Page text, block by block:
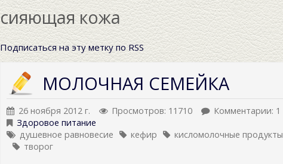
сияющая кожа
Подписаться на эту метку по RSS
МОЛОЧНАЯ СЕМЕЙКА
26 ноября 2012 г. Просмотров: 11710
Комментарии: 1
Здоровое питание
душевное равновесие
кефир кисломолочные продукты
творог